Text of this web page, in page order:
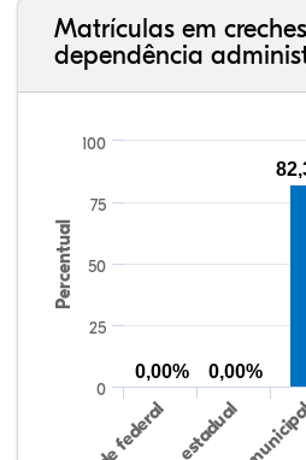
Matrículas em
dependência
Percentual
0
100
25
50
75
0,00% 0,00%